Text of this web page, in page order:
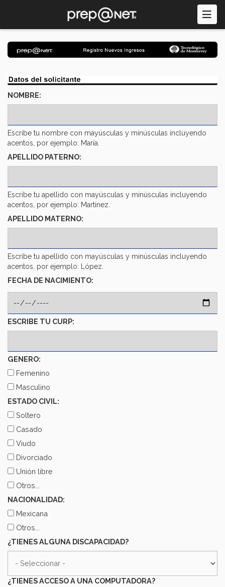
NOMBRE:
Escribe tu nombre con mayúsculas y minúsculas incluyendo
acentos, por ejemplo: María.
APELLIDO PATERNO:
Escribe tu apellido con mayúsculas y minúsculas incluyendo
acentos, por ejemplo: Martínez.
APELLIDO MATERNO:
Escribe tu apellido con mayúsculas y minúsculas incluyendo
acentos, por ejemplo: López.
FECHA DE NACIMIENTO:
ESCRIBE TU CURP:
GENERO:
Femenino
Masculino
ESTADO CIVIL:
Soltero
Casado
Viudo
Divorciado
Unión libre
Otros...
NACIONALIDAD:
Mexicana
Otros...
¿TIENES ALGUNA DISCAPACIDAD?
¿TIENES ACCESO A UNA COMPUTADORA?